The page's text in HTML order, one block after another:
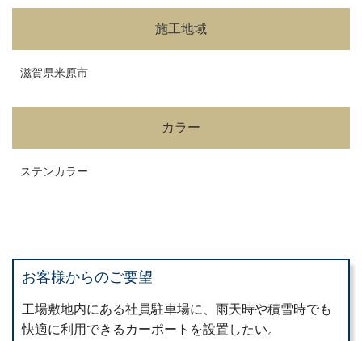
施工地域
滋賀県米原市
カラー
ステンカラー
お客様からのご要望
工場敷地内にある社員駐車場に、雨天時や積雪時でも
快適に利用できるカーポートを設置したい。